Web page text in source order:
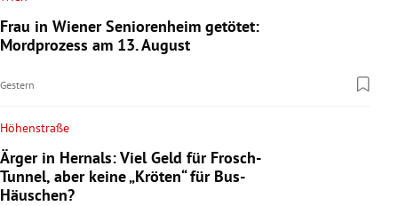
Frau in Wiener Seniorenheim getötet:
Mordprozess am 13. August
Gestern
Höhenstraße
Ärger in Hernals: Viel Geld für Frosch-
Tunnel, aber keine „Kröten“ für Bus-
Häuschen?